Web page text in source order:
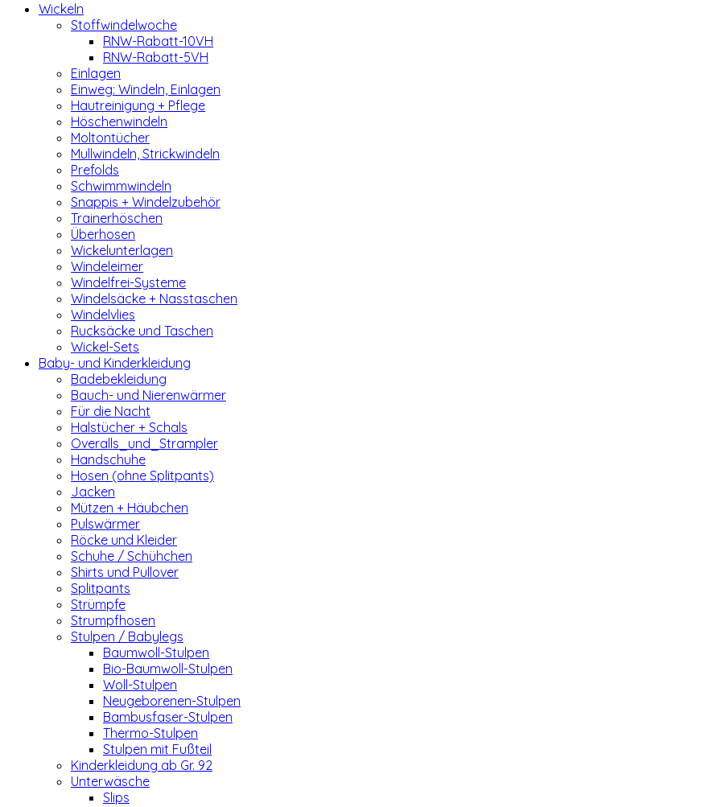
Wickeln
Stoffwindelwoche
RNW-Rabatt-10VH
RNW-Rabatt-5VH
Einlagen
Einweg: Windeln, Einlagen
Hautreinigung + Pflege
Höschenwindeln
Moltontücher
Mullwindeln, Strickwindeln
Prefolds
Schwimmwindeln
Snappis + Windelzubehör
Trainerhöschen
Überhosen
Wickelunterlagen
Windeleimer
Windelfrei-Systeme
Windelsäcke + Nasstaschen
Windelvlies
Rucksäcke und Taschen
Wickel-Sets
Baby- und Kinderkleidung
Badebekleidung
Bauch- und Nierenwärmer
Für die Nacht
Halstücher + Schals
Overalls_und_Strampler
Handschuhe
Hosen (ohne Splitpants)
Jacken
Mützen + Häubchen
Pulswärmer
Röcke und Kleider
Schuhe / Schühchen
Shirts und Pullover
Splitpants
Strümpfe
Strumpfhosen
Stulpen / Babylegs
Baumwoll-Stulpen
Bio-Baumwoll-Stulpen
Woll-Stulpen
Neugeborenen-Stulpen
Bambusfaser-Stulpen
Thermo-Stulpen
Stulpen mit Fußteil
Kinderkleidung ab Gr. 92
Unterwäsche
Slips